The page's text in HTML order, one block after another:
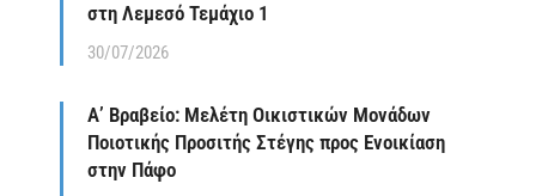
στη Λεμεσό Τεμάχιο 1
30/07/2026
Α’ Βραβείο: Μελέτη Οικιστικών Μονάδων
Ποιοτικής Προσιτής Στέγης προς Ενοικίαση
στην Πάφο